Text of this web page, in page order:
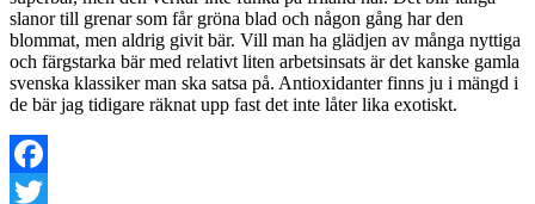
slanor till grenar som får gröna blad och någon gång har den
blommat, men aldrig givit bär. Vill man ha glädjen av många nyttiga
och färgstarka bär med relativt liten arbetsinsats är det kanske gamla
svenska klassiker man ska satsa på. Antioxidanter finns ju i mängd i
de bär jag tidigare räknat upp fast det inte låter lika exotiskt.
Facebook